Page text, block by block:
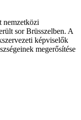
nemzetközi
sor Brüsszelben. A
képviselők
megerősítése